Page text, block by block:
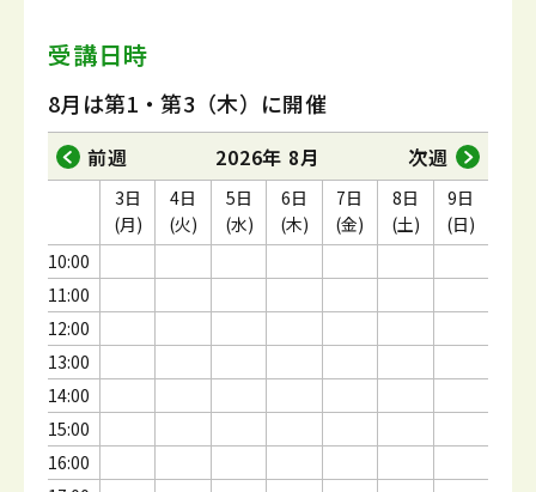
受講日時
8月は第1・第3（木）に開催
前週 2026年 8月 次週
10:00
11:00
12:00
13:00
14:00
15:00
16:00
3日
(月)
4日
(火)
5日
(水)
6日
(木)
7日
(金)
8日
(土)
9日
(日)